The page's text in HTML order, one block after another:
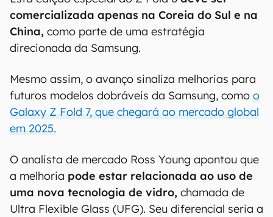
comercializada apenas na Coreia do Sul e na
China, como parte de uma estratégia
direcionada da Samsung.
Mesmo assim, o avanço sinaliza melhorias para
futuros modelos dobráveis da Samsung, como o
Galaxy Z Fold 7, que chegará ao mercado global
em 2025.
O analista de mercado Ross Young apontou que
a melhoria pode estar relacionada ao uso de
uma nova tecnologia de vidro, chamada de
Ultra Flexible Glass (UFG). Seu diferencial seria a